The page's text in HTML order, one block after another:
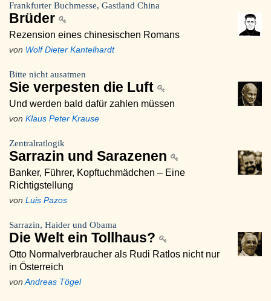
Frankfurter Buchmesse, Gastland China
Brüder
Rezension eines chinesischen Romans
von Wolf Dieter Kantelhardt
Bitte nicht ausatmen
Sie verpesten die Luft
Und werden bald dafür zahlen müssen
von Klaus Peter Krause
Zentralratlogik
Sarrazin und Sarazenen
Banker, Führer, Kopftuchmädchen – Eine
Richtigstellung
von Luis Pazos
Sarrazin, Haider und Obama
Die Welt ein Tollhaus?
Otto Normalverbraucher als Rudi Ratlos nicht nur
in Österreich
von Andreas Tögel